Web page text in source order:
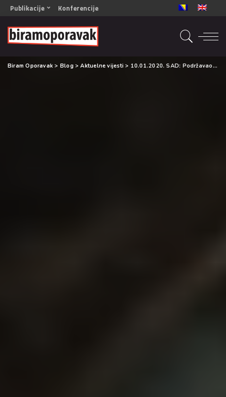
Publikacije
OPORAVAK- Naš zajednički cilj BiH/CG
OPORAVAK- Naš zajednički cilj SRB
OPORAVAK- Naš zajednički cilj 2
Konferencije
Biram Oporavak > Blog >Aktuelne vijesti > 10.01.2020. SAD: Podržavao sam legalizaciju svih droga- a onda se desila opijatska epidemija